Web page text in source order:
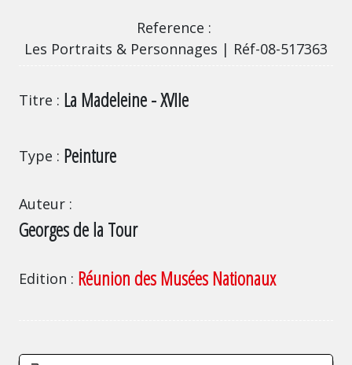
Reference
Les Portraits & Personnages | Réf-08-517363
Titre La Madeleine - XVIIe
Type Peinture
Auteur
Georges de la Tour
Edition Réunion des Musées Nationaux